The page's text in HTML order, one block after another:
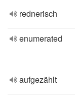
rednerisch
enumerated
aufgezählt